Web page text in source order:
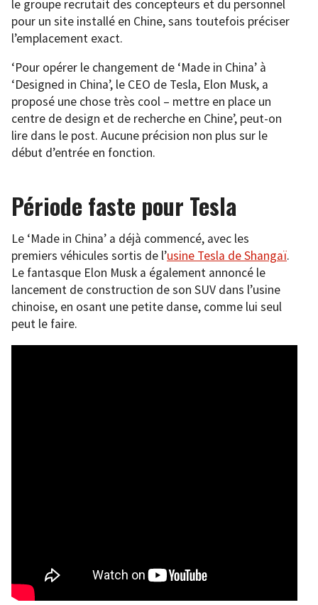
le groupe recrutait des concepteurs et du personnel
pour un site installé en Chine, sans toutefois préciser
l’emplacement exact.
‘Pour opérer le changement de ‘Made in China’ à
‘Designed in China’, le CEO de Tesla, Elon Musk, a
proposé une chose très cool – mettre en place un
centre de design et de recherche en Chine’, peut-on
lire dans le post. Aucune précision non plus sur le
début d’entrée en fonction.
Période faste pour Tesla
Le ‘Made in China’ a déjà commencé, avec les
premiers véhicules sortis de l’usine Tesla de Shangaï.
Le fantasque Elon Musk a également annoncé le
lancement de construction de son SUV dans l’usine
chinoise, en osant une petite danse, comme lui seul
peut le faire.